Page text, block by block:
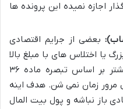
اجازه نمیده این پرونده ها
بعضی از جرایم اقتصادی
یا اختلاس های با مبلغ بالا
(مبلغ یک میلیارد ریال یا بیشتر بر اساس تبصره ماده ۳۶
مرور زمان نمی شن. هدف اینه
باز نباشه و پول بیت المال